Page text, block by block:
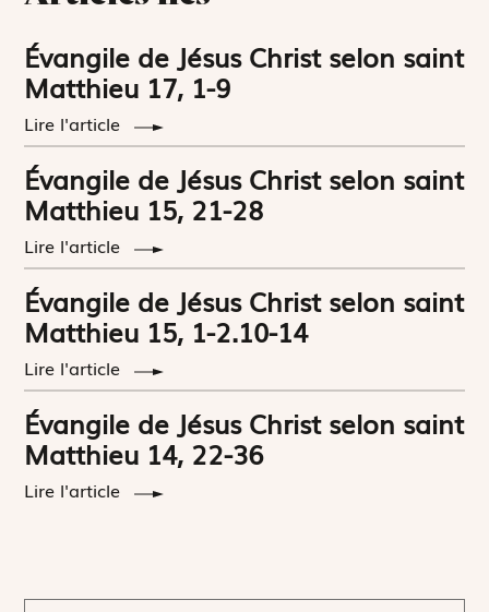
Évangile de Jésus Christ selon saint
Matthieu 17, 1-9
Lire l'article
Évangile de Jésus Christ selon saint
Matthieu 15, 21-28
Lire l'article
Évangile de Jésus Christ selon saint
Matthieu 15, 1-2.10-14
Lire l'article
Évangile de Jésus Christ selon saint
Matthieu 14, 22-36
Lire l'article